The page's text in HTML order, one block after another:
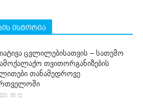
ისტორია
ცვლილებისათვის – სათემო
თვითორგანიზების
თანამედროვე
00:12